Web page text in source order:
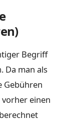
Begriff
Da man als
Gebühren
einen